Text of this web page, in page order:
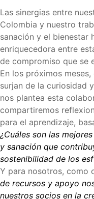
Las sinergias entre
Colombia y nuestro
sanación y el bienestar
enriquecedora entre
de compromiso que se
En los próximos
surjan de la curiosidad
nos plantea esta
compartiremos
para el aprendizaje,
¿Cuáles son las
y sanación que
sostenibilidad de los
Y para nosotros, como
de recursos y apoyo
nuestros socios en la